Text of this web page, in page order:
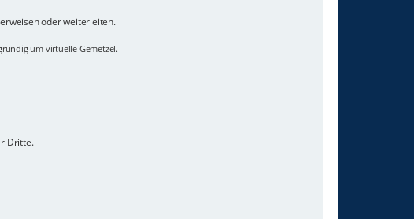
oder weiterleiten.
um virtuelle Gemetzel.
Dritte.